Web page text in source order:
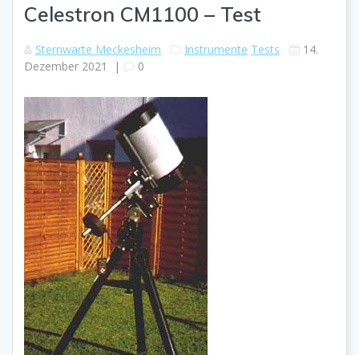
Celestron CM1100 – Test
Sternwarte Meckesheim Instrumente Tests
14.
Dezember 2021
| 0